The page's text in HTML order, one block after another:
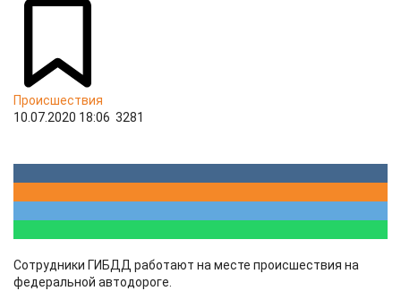
Происшествия
10.07.2020 18:06 3281
Сотрудники ГИБДД работают на месте происшествия на
федеральной автодороге.